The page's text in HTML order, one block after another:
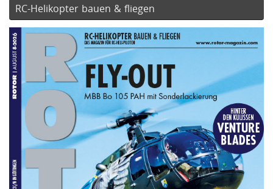
RC-Helikopter bauen & fliegen